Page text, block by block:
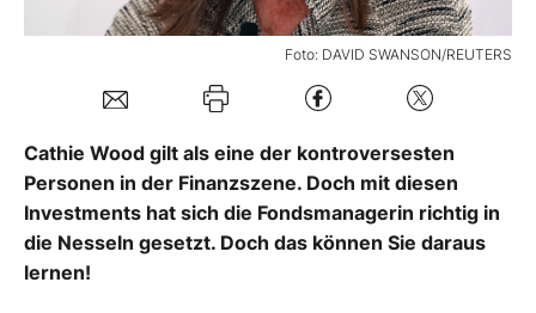
Foto: DAVID SWANSON/REUTERS
Cathie Wood gilt als eine der kontroversesten
Personen in der Finanzszene. Doch mit diesen
Investments hat sich die Fondsmanagerin richtig in
die Nesseln gesetzt. Doch das können Sie daraus
lernen!